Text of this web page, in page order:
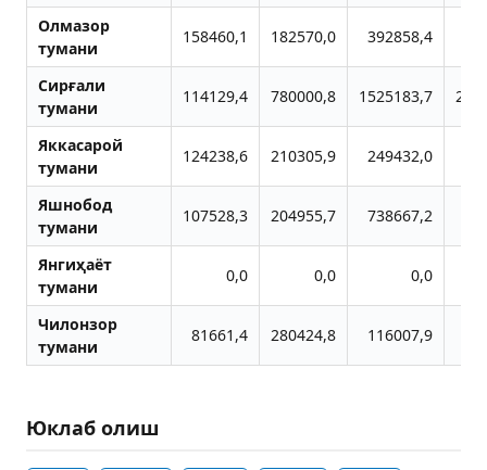
Олмазор
тумани
158460,1 182570,0 392858,4
Сирғали
тумани
114129,4 780000,8 1525183,7
Яккасарой
тумани
124238,6 210305,9 249432,0
Яшнобод
тумани
107528,3 204955,7 738667,2
Янгиҳаёт
тумани
0,0 0,0 0,0
Чилонзор
тумани
81661,4 280424,8 116007,9
Юклаб олиш